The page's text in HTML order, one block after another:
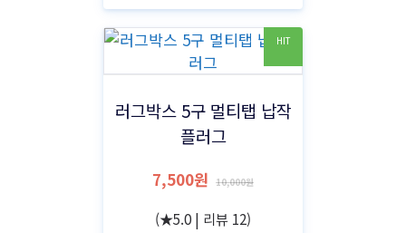
HIT
러그박스 5구 멀티탭 납작
플러그
7,500원 10,000원
(★5.0 | 리뷰 12)